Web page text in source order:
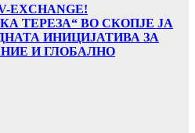
ТЕРЕЗА“ ВО СКОПЈЕ ЈА
ИНИЦИЈАТИВА ЗА
И ГЛОБАЛНО